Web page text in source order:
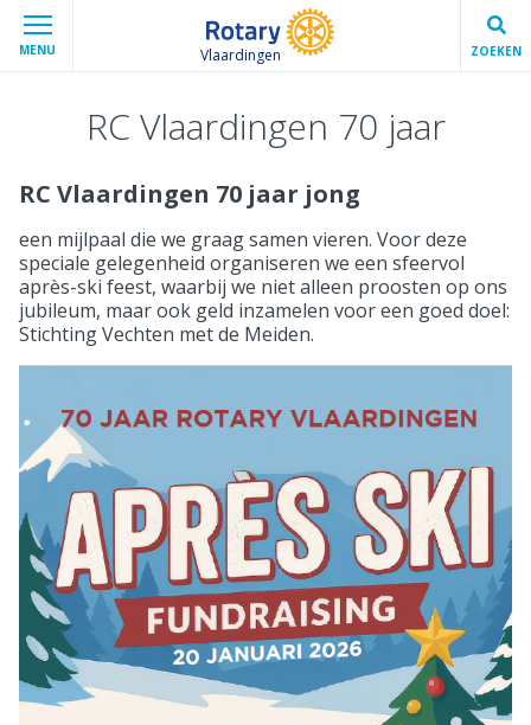
MENU Vlaardingen ZOEKEN
RC Vlaardingen 70 jaar
RC Vlaardingen 70 jaar jong
een mijlpaal die we graag samen vieren. Voor deze
speciale gelegenheid organiseren we een sfeervol
après-ski feest, waarbij we niet alleen proosten op ons
jubileum, maar ook geld inzamelen voor een goed doel:
Stichting Vechten met de Meiden.